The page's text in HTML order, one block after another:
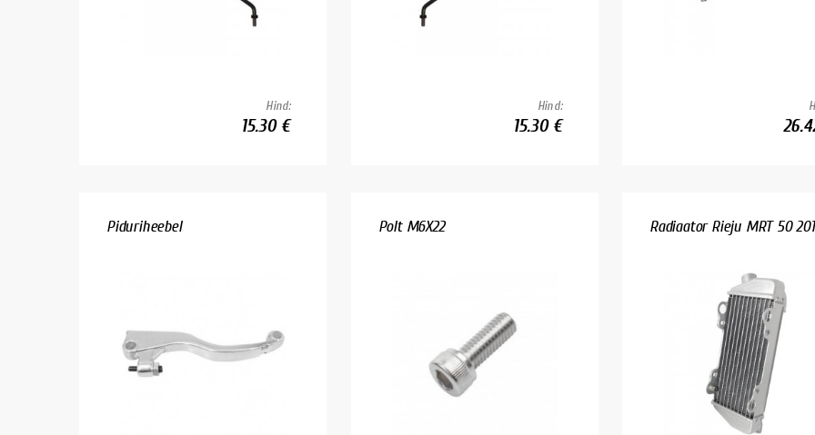
Hind:
15.30 €
Hind:
15.30 €
Piduriheebel Polt M6X22 Radiaator Rieju MRT 50